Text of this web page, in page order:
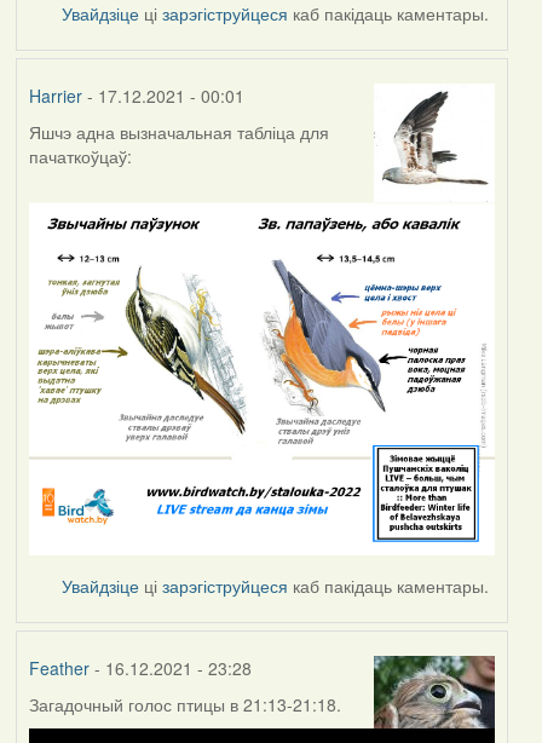
Увайдзіце цізарэгіструйцеся каб пакідаць каментары.
Harrier- 17.12.2021 - 00:01
Яшчэ адна вызначальная табліца для
пачаткоўцаў:
Увайдзіце цізарэгіструйцеся каб пакідаць каментары.
Feather- 16.12.2021 - 23:28
Загадочный голос птицы в 21:13-21:18.